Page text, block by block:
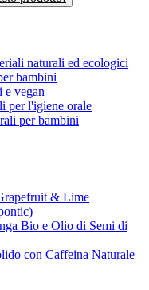
naturali ed ecologici
bambini
e vegan
per l'igiene orale
per bambini
& Lime
Bio e Olio di Semi di
con Caffeina Naturale